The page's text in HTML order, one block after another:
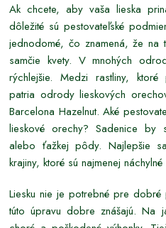
Ak chcete, aby vaša lieska
dôležité sú pestovateľské
jednodomé, čo znamená, že na
samčie kvety. V mnohých
rýchlejšie. Medzi rastliny, ktoré
patria odrody lieskových
Barcelona Hazelnut. Aké
lieskové orechy? Sadenice by
alebo ťažkej pôdy. Najlepšie
krajiny, ktoré sú najmenej
Liesku nie je potrebné pre
túto úpravu dobre znášajú.